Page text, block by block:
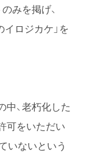
みを掲げ、
ロジカケ」を
、老朽化した
可をいただい
いないという